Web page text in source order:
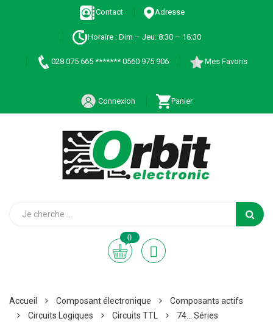
Contact Adresse
Horaire : Dim – Jeu: 8:30 – 16:30
028 075 665 ******* 0560 975 906 Mes Favoris
Connexion Panier
0
Accueil Composant électronique
Composants actifs
Circuits Logiques
Circuits TTL 74... Séries